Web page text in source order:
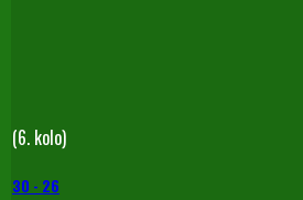
(6. kolo)
30 - 26